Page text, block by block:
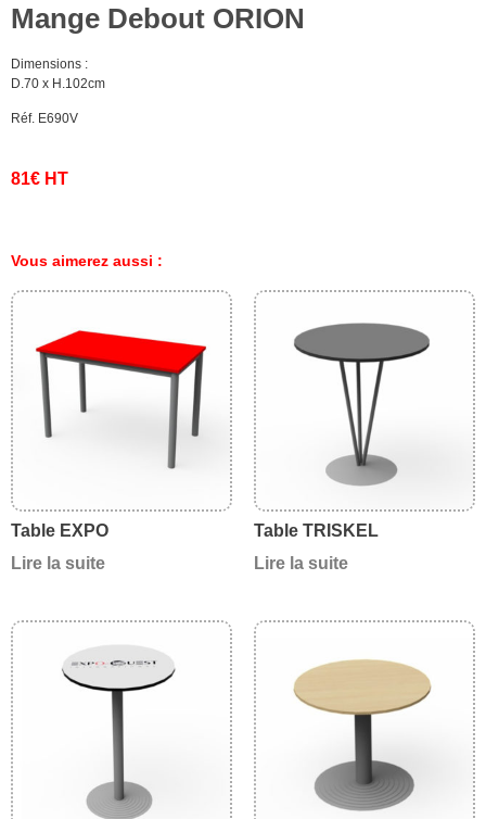
Mange Debout ORION
Dimensions :
D.70 x H.102cm
Réf. E690V
81€ HT
Vous aimerez aussi :
Table EXPO
Lire la suite
Table TRISKEL
Lire la suite